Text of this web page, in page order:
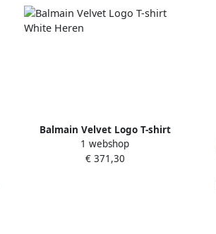
Balmain Velvet Logo T-shirt
White Heren
1 webshop
€ 371,30